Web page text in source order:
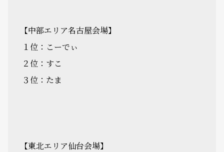
【中部エリア名古屋会場】
１位：こーでぃ
２位：すこ
３位：たま
【東北エリア仙台会場】